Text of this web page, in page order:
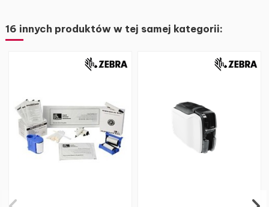
16 innych produktów w tej samej kategorii: